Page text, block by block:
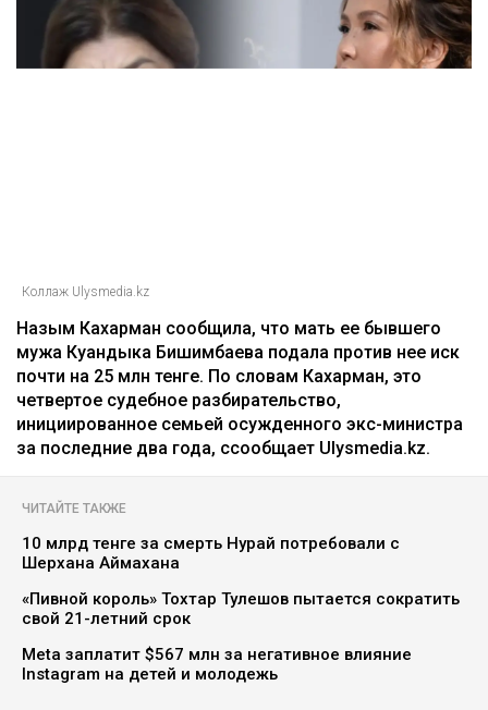
Коллаж Ulysmedia.kz
Назым Кахарман сообщила, что мать ее бывшего
мужа Куандыка Бишимбаева подала против нее иск
почти на 25 млн тенге. По словам Кахарман, это
четвертое судебное разбирательство,
инициированное семьей осужденного экс-министра
за последние два года, ссообщает Ulysmedia.kz.
ЧИТАЙТЕ ТАКЖЕ
10 млрд тенге за смерть Нурай потребовали с
Шерхана Аймахана
«Пивной король» Тохтар Тулешов пытается сократить
свой 21-летний срок
Meta заплатит $567 млн за негативное влияние
Instagram на детей и молодежь